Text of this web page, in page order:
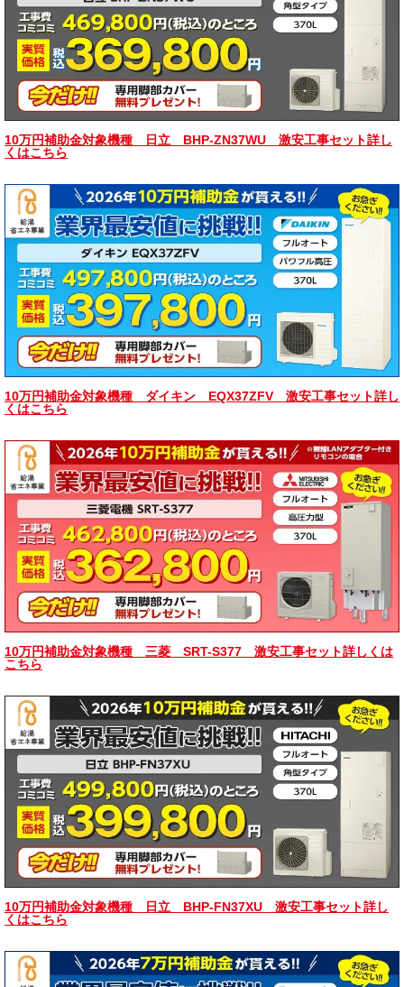
10万円補助金対象機種 日立 BHP-ZN37WU 激安工事セット詳し
くはこちら
10万円補助金対象機種 ダイキン EQX37ZFV 激安工事セット詳し
くはこちら
10万円補助金対象機種 三菱 SRT-S377 激安工事セット詳しくは
こちら
10万円補助金対象機種 日立 BHP-FN37XU 激安工事セット詳し
くはこちら